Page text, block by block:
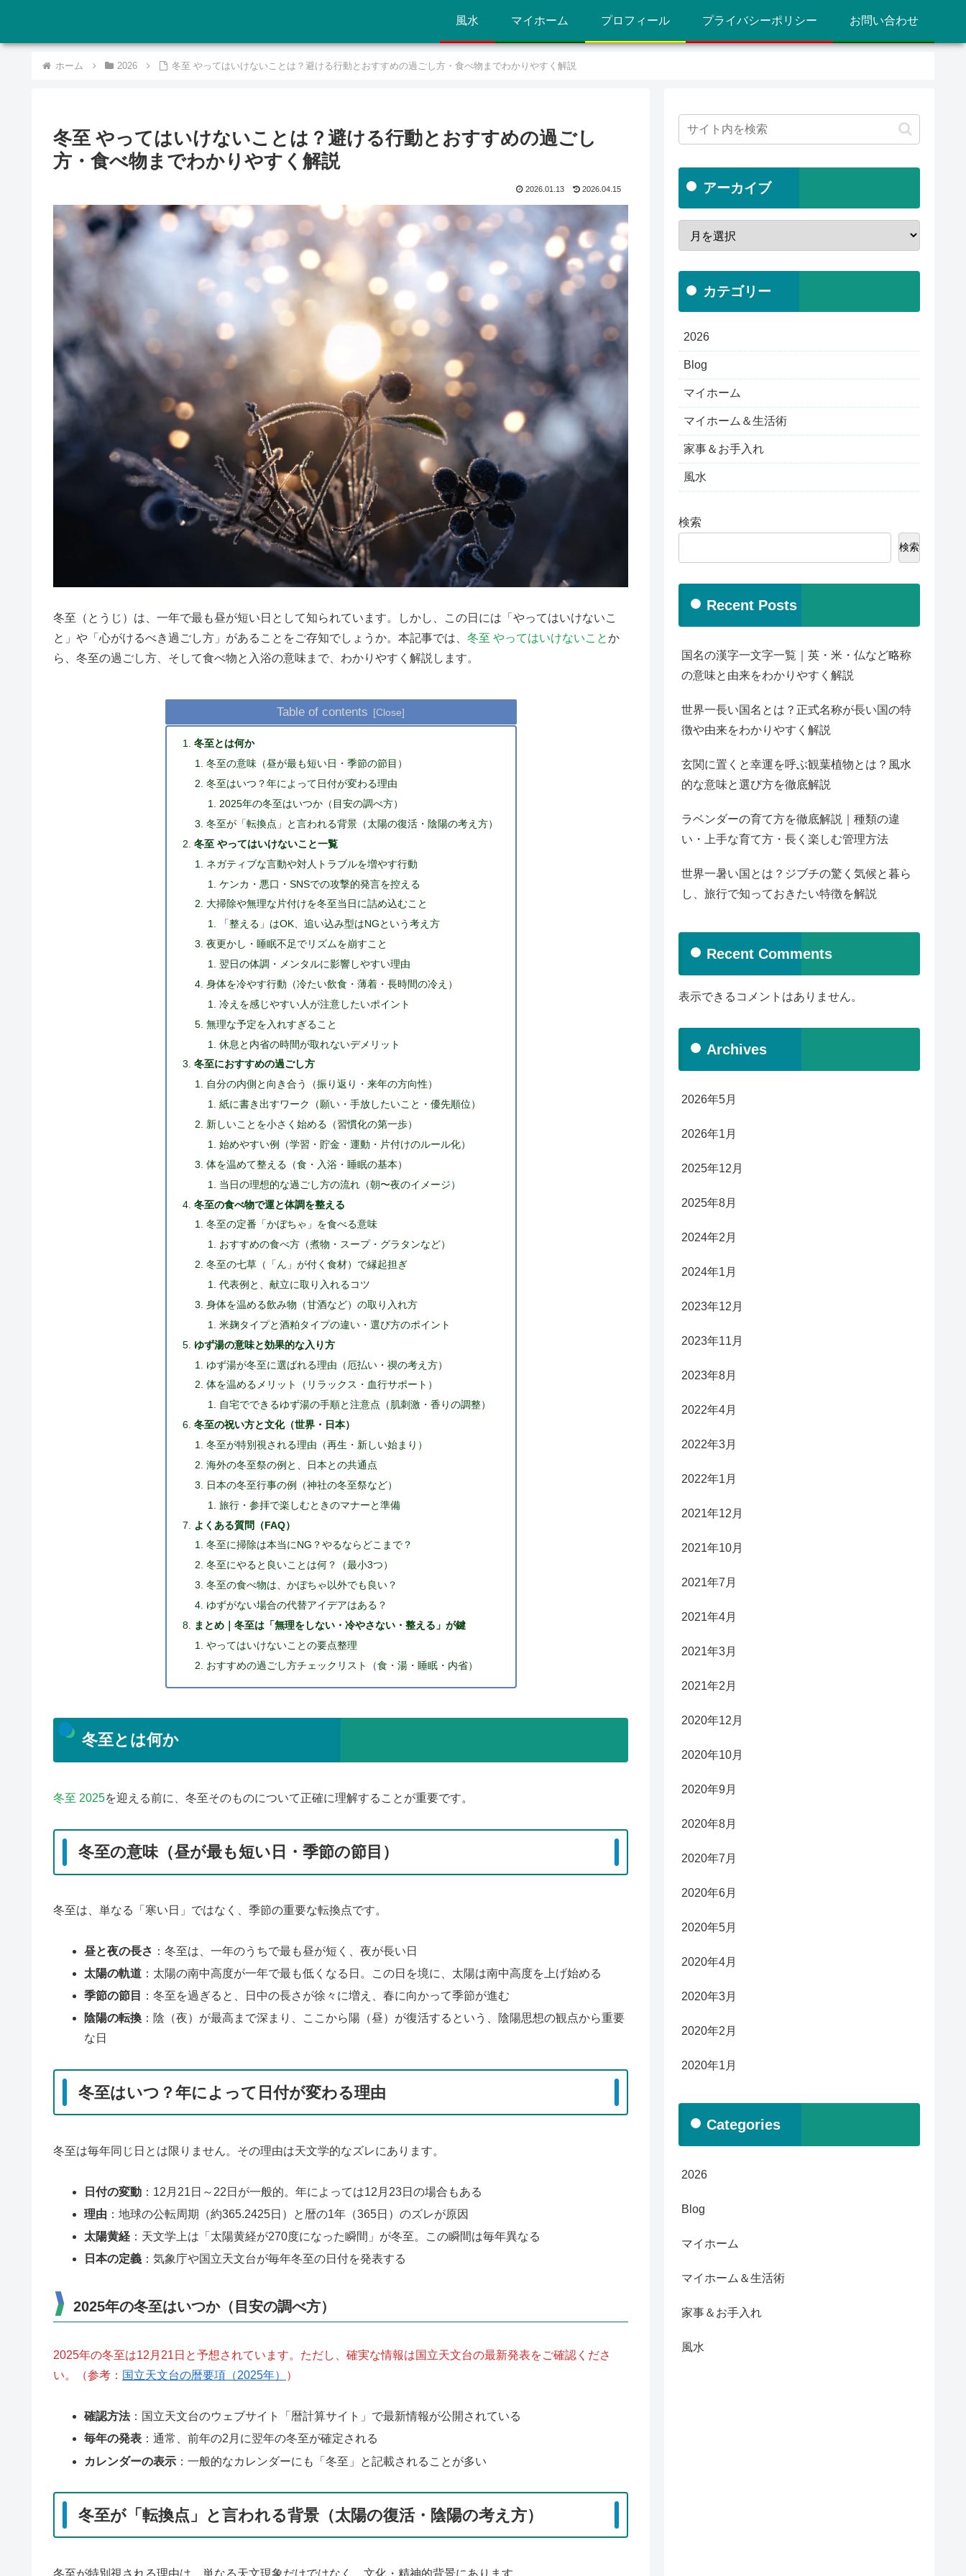
風水 マイホーム プロフィール プライバシーポリシー お問い合わせ
ホーム 2026 冬至 やってはいけないことは？避ける行動とおすすめの過ごし方・食べ物までわかりやすく解説
冬至 やってはいけないことは？避ける行動とおすすめの過ごし
方・食べ物までわかりやすく解説
2026.01.13 2026.04.15
冬至（とうじ）は、一年で最も昼が短い日として知られています。しかし、この日には「やってはいけないこ
と」や「心がけるべき過ごし方」があることをご存知でしょうか。本記事では、 冬至 やってはいけないことか
ら、冬至の過ごし方、そして食べ物と入浴の意味まで、わかりやすく解説します。
Table of contents
冬至とは何か
冬至の意味（昼が最も短い日・季節の節目）
冬至はいつ？年によって日付が変わる理由
2025年の冬至はいつか（目安の調べ方）
冬至が「転換点」と言われる背景（太陽の復活・陰陽の考え方）
冬至 やってはいけないこと一覧
ネガティブな言動や対人トラブルを増やす行動
ケンカ・悪口・SNSでの攻撃的発言を控える
大掃除や無理な片付けを冬至当日に詰め込むこと
「整える」はOK、追い込み型はNGという考え方
夜更かし・睡眠不足でリズムを崩すこと
翌日の体調・メンタルに影響しやすい理由
身体を冷やす行動（冷たい飲食・薄着・長時間の冷え）
冷えを感じやすい人が注意したいポイント
無理な予定を入れすぎること
休息と内省の時間が取れないデメリット
冬至におすすめの過ごし方
自分の内側と向き合う（振り返り・来年の方向性）
紙に書き出すワーク（願い・手放したいこと・優先順位）
新しいことを小さく始める（習慣化の第一歩）
始めやすい例（学習・貯金・運動・片付けのルール化）
体を温めて整える（食・入浴・睡眠の基本）
当日の理想的な過ごし方の流れ（朝〜夜のイメージ）
冬至の食べ物で運と体調を整える
冬至の定番「かぼちゃ」を食べる意味
おすすめの食べ方（煮物・スープ・グラタンなど）
冬至の七草（「ん」が付く食材）で縁起担ぎ
代表例と、献立に取り入れるコツ
身体を温める飲み物（甘酒など）の取り入れ方
米麹タイプと酒粕タイプの違い・選び方のポイント
ゆず湯の意味と効果的な入り方
ゆず湯が冬至に選ばれる理由（厄払い・禊の考え方）
体を温めるメリット（リラックス・血行サポート）
自宅でできるゆず湯の手順と注意点（肌刺激・香りの調整）
冬至の祝い方と文化（世界・日本）
冬至が特別視される理由（再生・新しい始まり）
海外の冬至祭の例と、日本との共通点
日本の冬至行事の例（神社の冬至祭など）
旅行・参拝で楽しむときのマナーと準備
よくある質問（FAQ）
冬至に掃除は本当にNG？やるならどこまで？
冬至にやると良いことは何？（最小3つ）
冬至の食べ物は、かぼちゃ以外でも良い？
ゆずがない場合の代替アイデアはある？
まとめ｜冬至は「無理をしない・冷やさない・整える」が鍵
やってはいけないことの要点整理
おすすめの過ごし方チェックリスト（食・湯・睡眠・内省）
冬至とは何か
冬至 2025を迎える前に、冬至そのものについて正確に理解することが重要です。
冬至の意味（昼が最も短い日・季節の節目）
冬至は、単なる「寒い日」ではなく、季節の重要な転換点です。
昼と夜の長さ ：冬至は、一年のうちで最も昼が短く、夜が長い日
太陽の軌道 ：太陽の南中高度が一年で最も低くなる日。この日を境に、太陽は南中高度を上げ始める
季節の節目
：冬至を過ぎると、日中の長さが徐々に増え、春に向かって季節が進む
陰陽の転換 ：陰（夜）が最高まで深まり、ここから陽（昼）が復活するという、陰陽思想の観点から重要
な日
冬至はいつ？年によって日付が変わる理由
冬至は毎年同じ日とは限りません。その理由は天文学的なズレにあります。
日付の変動 ：12月21日～22日が一般的。年によっては12月23日の場合もある
理由 ：地球の公転周期（約365.2425日）と暦の1年（365日）のズレが原因
太陽黄経 ：天文学上は「太陽黄経が270度になった瞬間」が冬至。この瞬間は毎年異なる
日本の定義 ：気象庁や国立天文台が毎年冬至の日付を発表する
2025年の冬至はいつか（目安の調べ方）
2025年の冬至は12月21日と予想されています。ただし、確実な情報は国立天文台の最新発表をご確認くださ
い。（参考： 国立天文台の暦要項（2025年） ）
確認方法：国立天文台のウェブサイト「暦計算サイト」で最新情報が公開されている
毎年の発表 ：通常、前年の2月に翌年の冬至が確定される
カレンダーの表示 ：一般的なカレンダーにも「冬至」と記載されることが多い
冬至が「転換点」と言われる背景（太陽の復活・陰陽の考え方）
冬至が特別視される理由は、単なる天文現象だけではなく、文化・精神的背景にあります。
アーカイブ
カテゴリー
2026
Blog
マイホーム
マイホーム＆生活術
家事＆お手入れ
風水
検索
検索
Recent Posts
国名の漢字一文字一覧｜英・米・仏など略称
の意味と由来をわかりやすく解説
世界一長い国名とは？正式名称が長い国の特
徴や由来をわかりやすく解説
玄関に置くと幸運を呼ぶ観葉植物とは？風水
的な意味と選び方を徹底解説
ラベンダーの育て方を徹底解説｜種類の違
い・上手な育て方・長く楽しむ管理方法
世界一暑い国とは？ジブチの驚く気候と暮ら
し、旅行で知っておきたい特徴を解説
Recent Comments
表示できるコメントはありません。
Archives
2026年5月
2026年1月
2025年12月
2025年8月
2024年2月
2024年1月
2023年12月
2023年11月
2023年8月
2022年4月
2022年3月
2022年1月
2021年12月
2021年10月
2021年7月
2021年4月
2021年3月
2021年2月
2020年12月
2020年10月
2020年9月
2020年8月
2020年7月
2020年6月
2020年5月
2020年4月
2020年3月
2020年2月
2020年1月
Categories
2026
Blog
マイホーム
マイホーム＆生活術
家事＆お手入れ
風水